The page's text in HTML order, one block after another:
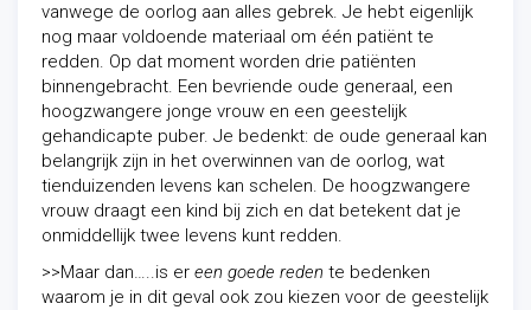
vanwege de oorlog aan alles gebrek. Je hebt eigenlijk
nog maar voldoende materiaal om één patiënt te
redden. Op dat moment worden drie patiënten
binnengebracht. Een bevriende oude generaal, een
hoogzwangere jonge vrouw en een geestelijk
gehandicapte puber. Je bedenkt: de oude generaal kan
belangrijk zijn in het overwinnen van de oorlog, wat
tienduizenden levens kan schelen. De hoogzwangere
vrouw draagt een kind bij zich en dat betekent dat je
onmiddellijk twee levens kunt redden.
>>Maar dan…..is er een goede reden te bedenken
waarom je in dit geval ook zou kiezen voor de geestelijk